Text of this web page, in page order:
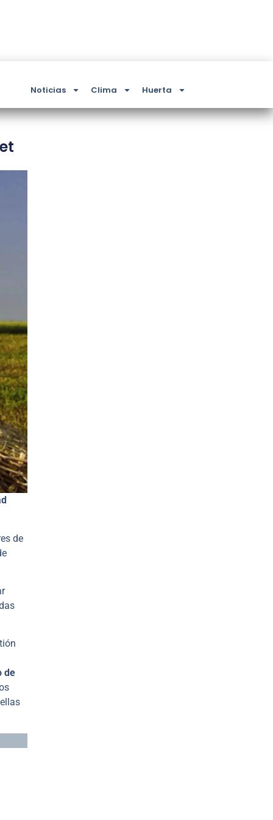
Noticias Clima Huerta
de
de